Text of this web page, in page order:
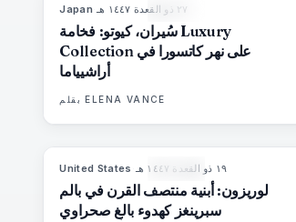
المجلة Japan · ٢٧ ذو القعدة ١٤٤٧ هـ
سُيران، كيوتو: فخامة Luxury
Collection على نهر كاتسورا في
أراشيياما
بقلم ELENA VANCE
المجلة 92
United States ١٩ ذو القعدة ١٤٤٧ هـ
لوريزون: أبنية منتصف القرن في بالم
سبرينغز كهدوء بالغٍ صحراوي